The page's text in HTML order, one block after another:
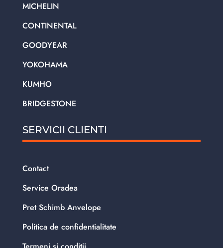
MICHELIN
CONTINENTAL
GOODYEAR
YOKOHAMA
KUMHO
BRIDGESTONE
SERVICII CLIENTI
Contact
Service Oradea
Pret Schimb Anvelope
Politica de confidentialitate